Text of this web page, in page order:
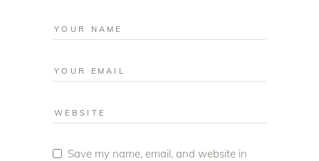
Save my name, email, and website in